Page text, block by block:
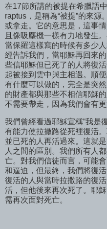
在17節所講的被提在希臘語
raptus，是稱為“被提”的來
或拿走。它的意思是，這事
且像吸塵機一樣有力地發生
當保羅這樣寫的時候有多少
經告訴我們，當耶穌再回來
些信耶穌但已死了的人將復
起被接到雲中與主相遇。順
有什麼可以做的，完全是突
的財產都與那些不相信耶穌
不需要帶走，因為我們會有更
我們曾經看過耶穌宣稱“我是
有能力使拉撒路從死裡復活
並已死的人再活過來。這就
人之間的區別。我們所有人
亡。對我們信徒而言，可能
和逼迫，但最終，我們將復
復活的人與當時拉撒路的復
活，但他後來再次死了。耶
需再次面對死亡。